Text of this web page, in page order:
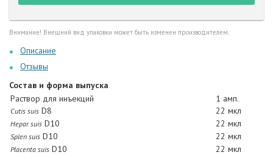
Внимание! Внешний вид упаковки может быть изменен производителем.
Описание
Отзывы
Состав и форма выпуска
Раствор для инъекций
1 амп.
Cutis suis D8 22 мкл
Hepar suis D10 22 мкл
Splen suis D10 22 мкл
Placenta suis D10 22 мкл